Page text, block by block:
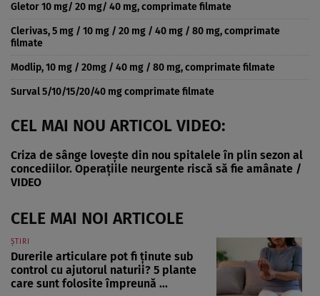
Gletor 10 mg/ 20 mg/ 40 mg, comprimate filmate
Clerivas, 5 mg / 10 mg / 20 mg / 40 mg / 80 mg, comprimate
filmate
Modlip, 10 mg / 20mg / 40 mg / 80 mg, comprimate filmate
Surval 5/10/15/20/40 mg comprimate filmate
CEL MAI NOU ARTICOL VIDEO:
Criza de sânge lovește din nou spitalele în plin sezon al
concediilor. Operațiile neurgente riscă să fie amânate /
VIDEO
CELE MAI NOI ARTICOLE
ȘTIRI
Durerile articulare pot fi ținute sub
control cu ajutorul naturii? 5 plante
care sunt folosite împreună ...